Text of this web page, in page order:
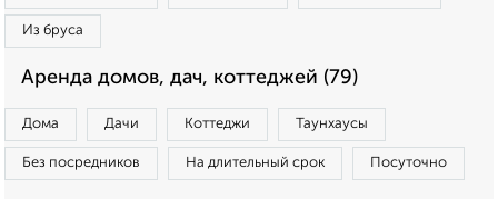
Из бруса
Аренда домов, дач, коттеджей (79)
Дома Дачи Коттеджи Таунхаусы
Без посредников На длительный срок Посуточно